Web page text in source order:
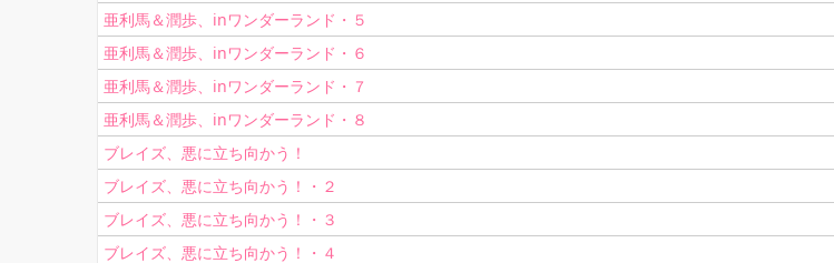
亜利馬＆潤歩、inワンダーランド・５
亜利馬＆潤歩、inワンダーランド・６
亜利馬＆潤歩、inワンダーランド・７
亜利馬＆潤歩、inワンダーランド・８
ブレイズ、悪に立ち向かう！
ブレイズ、悪に立ち向かう！・２
ブレイズ、悪に立ち向かう！・３
ブレイズ、悪に立ち向かう！・４